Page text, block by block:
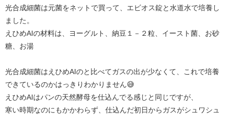
光合成細菌は元菌をネットで買って、エビオス錠と水道水で培養し
ました。
えひめAIの材料は、ヨーグルト、納豆１－２粒、イースト菌、お砂
糖、お湯
光合成細菌はえひめAIのと比べてガスの出が少なくて、これで培養
できているのかはっきりわかりません😅
えひめAIはパンの天然酵母を仕込んでる感じと同じですが、
寒い時期なのにもかかわらず、仕込んだ初日からガスがシュワシュ